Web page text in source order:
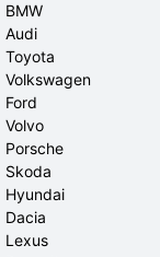
BMW
Audi
Toyota
Volkswagen
Ford
Volvo
Porsche
Skoda
Hyundai
Dacia
Lexus